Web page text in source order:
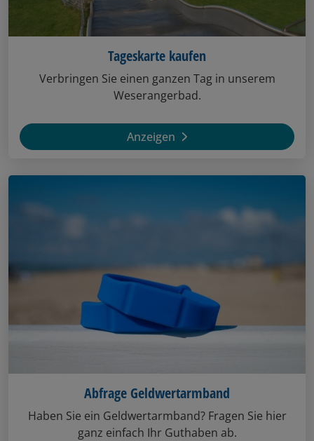
Tageskarte kaufen
Verbringen Sie einen ganzen Tag in unserem
Weserangerbad.
Anzeigen
Abfrage Geldwertarmband
Haben Sie ein Geldwertarmband? Fragen Sie hier
ganz einfach Ihr Guthaben ab.